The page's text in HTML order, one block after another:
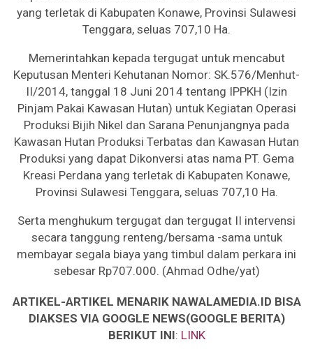
yang terletak di Kabupaten Konawe, Provinsi Sulawesi
Tenggara, seluas 707,10 Ha.
Memerintahkan kepada tergugat untuk mencabut
Keputusan Menteri Kehutanan Nomor: SK.576/Menhut-
II/2014, tanggal 18 Juni 2014 tentang IPPKH (Izin
Pinjam Pakai Kawasan Hutan) untuk Kegiatan Operasi
Produksi Bijih Nikel dan Sarana Penunjangnya pada
Kawasan Hutan Produksi Terbatas dan Kawasan Hutan
Produksi yang dapat Dikonversi atas nama PT. Gema
Kreasi Perdana yang terletak di Kabupaten Konawe,
Provinsi Sulawesi Tenggara, seluas 707,10 Ha.
Serta menghukum tergugat dan tergugat II intervensi
secara tanggung renteng/bersama -sama untuk
membayar segala biaya yang timbul dalam perkara ini
sebesar Rp707.000. (Ahmad Odhe/yat)
ARTIKEL-ARTIKEL MENARIK NAWALAMEDIA.ID BISA
DIAKSES VIA GOOGLE NEWS(GOOGLE BERITA)
BERIKUT INI: LINK